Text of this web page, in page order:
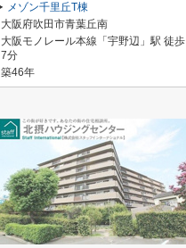
メゾン千里丘T棟
大阪府吹田市青葉丘南
大阪モノレール本線「宇野辺」駅 徒歩
7分
築46年